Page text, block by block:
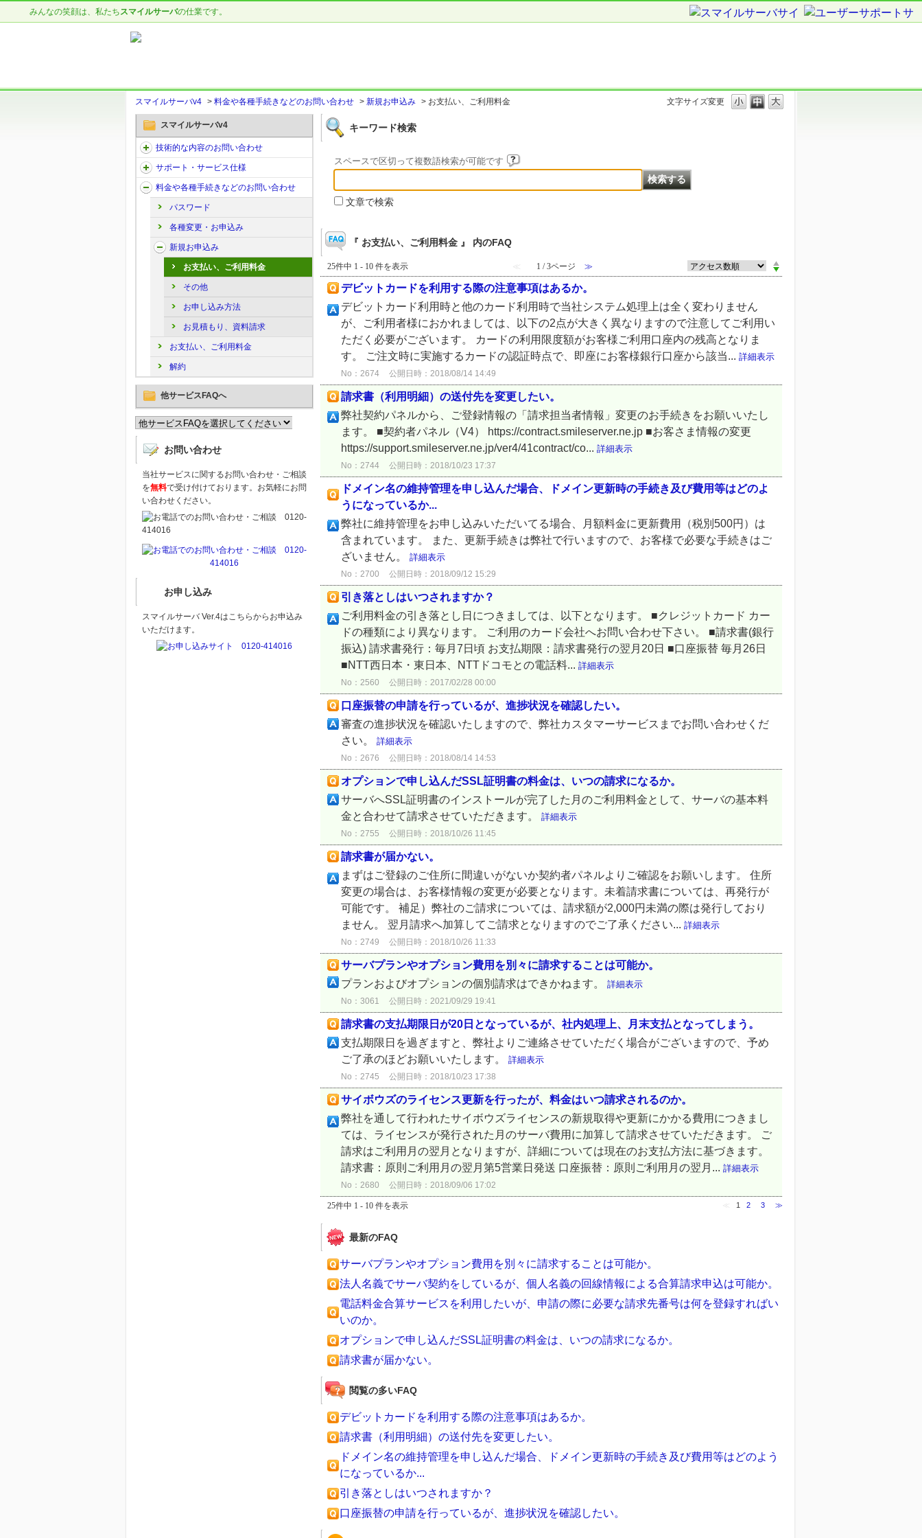
みんなの笑顔は、私たちスマイルサーバの仕業です。
文字サイズ変更
スマイルサーバv4 > 料金や各種手続きなどのお問い合わせ > 新規お申込み > お支払い、ご利用料金
スマイルサーバv4
技術的な内容のお問い合わせ
サポート・サービス仕様
料金や各種手続きなどのお問い合わせ
パスワード
各種変更・お申込み
新規お申込み
お支払い、ご利用料金
その他
お申し込み方法
お見積もり、資料請求
お支払い、ご利用料金
解約
他サービスFAQへ
お問い合わせ
当社サービスに関するお問い合わせ・ご相談
を無料で受け付けております。お気軽にお問
い合わせください。
お申し込み
スマイルサーバ Ver.4はこちらからお申込み
いただけます。
キーワード検索
スペースで区切って複数語検索が可能です
文章で検索
『 お支払い、ご利用料金 』 内のFAQ
25件中 1 - 10 件を表示 ≪ 1 / 3ページ ≫
デビットカードを利用する際の注意事項はあるか。
デビットカード利用時と他のカード利用時で当社システム処理上は全く変わりません
が、ご利用者様におかれましては、以下の2点が大きく異なりますので注意してご利用い
ただく必要がございます。 カードの利用限度額がお客様ご利用口座内の残高となりま
す。 ご注文時に実施するカードの認証時点で、即座にお客様銀行口座から該当... 詳細表示
No：2674 公開日時：2018/08/14 14:49
請求書（利用明細）の送付先を変更したい。
弊社契約パネルから、ご登録情報の「請求担当者情報」変更のお手続きをお願いいたし
ます。 ■契約者パネル（V4） https://contract.smileserver.ne.jp ■お客さま情報の変更
https://support.smileserver.ne.jp/ver4/41contract/co... 詳細表示
No：2744 公開日時：2018/10/23 17:37
ドメイン名の維持管理を申し込んだ場合、ドメイン更新時の手続き及び費用等はどのよ
うになっているか...
弊社に維持管理をお申し込みいただいてる場合、月額料金に更新費用（税別500円）は
含まれています。 また、更新手続きは弊社で行いますので、お客様で必要な手続きはご
ざいません。 詳細表示
No：2700 公開日時：2018/09/12 15:29
引き落としはいつされますか？
ご利用料金の引き落とし日につきましては、以下となります。 ■クレジットカード カー
ドの種類により異なります。 ご利用のカード会社へお問い合わせ下さい。 ■請求書(銀行
振込) 請求書発行：毎月7日頃 お支払期限：請求書発行の翌月20日 ■口座振替 毎月26日
■NTT西日本・東日本、NTTドコモとの電話料... 詳細表示
No：2560 公開日時：2017/02/28 00:00
口座振替の申請を行っているが、進捗状況を確認したい。
審査の進捗状況を確認いたしますので、弊社カスタマーサービスまでお問い合わせくだ
さい。 詳細表示
No：2676 公開日時：2018/08/14 14:53
オプションで申し込んだSSL証明書の料金は、いつの請求になるか。
サーバへSSL証明書のインストールが完了した月のご利用料金として、サーバの基本料
金と合わせて請求させていただきます。 詳細表示
No：2755 公開日時：2018/10/26 11:45
請求書が届かない。
まずはご登録のご住所に間違いがないか契約者パネルよりご確認をお願いします。 住所
変更の場合は、お客様情報の変更が必要となります。未着請求書については、再発行が
可能です。 補足）弊社のご請求については、請求額が2,000円未満の際は発行しており
ません。 翌月請求へ加算してご請求となりますのでご了承ください... 詳細表示
No：2749 公開日時：2018/10/26 11:33
サーバプランやオプション費用を別々に請求することは可能か。
プランおよびオプションの個別請求はできかねます。 詳細表示
No：3061 公開日時：2021/09/29 19:41
請求書の支払期限日が20日となっているが、社内処理上、月末支払となってしまう。
支払期限日を過ぎますと、弊社よりご連絡させていただく場合がございますので、予め
ご了承のほどお願いいたします。 詳細表示
No：2745 公開日時：2018/10/23 17:38
サイボウズのライセンス更新を行ったが、料金はいつ請求されるのか。
弊社を通して行われたサイボウズライセンスの新規取得や更新にかかる費用につきまし
ては、ライセンスが発行された月のサーバ費用に加算して請求させていただきます。 ご
請求はご利用月の翌月となりますが、詳細については現在のお支払方法に基づきます。
請求書：原則ご利用月の翌月第5営業日発送 口座振替：原則ご利用月の翌月... 詳細表示
No：2680 公開日時：2018/09/06 17:02
25件中 1 - 10 件を表示 1 2 3 ≫
最新のFAQ
サーバプランやオプション費用を別々に請求することは可能か。
法人名義でサーバ契約をしているが、個人名義の回線情報による合算請求申込は可能か。
電話料金合算サービスを利用したいが、申請の際に必要な請求先番号は何を登録すればい
いのか。
オプションで申し込んだSSL証明書の料金は、いつの請求になるか。
請求書が届かない。
閲覧の多いFAQ
デビットカードを利用する際の注意事項はあるか。
請求書（利用明細）の送付先を変更したい。
ドメイン名の維持管理を申し込んだ場合、ドメイン更新時の手続き及び費用等はどのよう
になっているか...
引き落としはいつされますか？
口座振替の申請を行っているが、進捗状況を確認したい。